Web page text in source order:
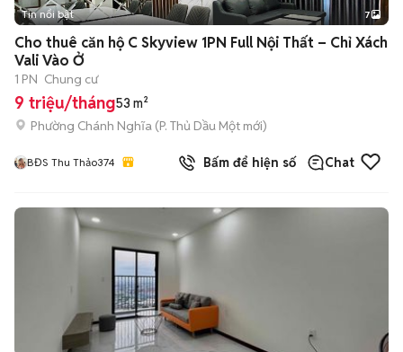
+2
Tin nổi bật 7
Cho thuê căn hộ C Skyview 1PN Full Nội Thất – Chỉ Xách
Vali Vào Ở
1 PN Chung cư
9 triệu/tháng53 m²
Phường Chánh Nghĩa (P. Thủ Dầu Một mới)
BĐS Thu Thảo374 Bấm để hiện số Chat